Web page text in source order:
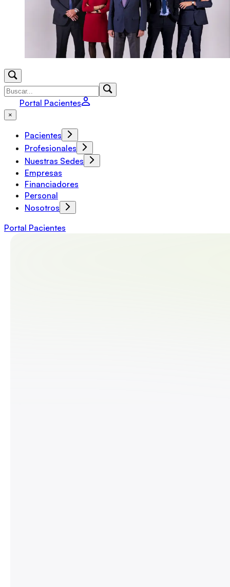
Portal Pacientes
×
Pacientes
Profesionales
Nuestras Sedes
Empresas
Financiadores
Personal
Nosotros
Portal Pacientes